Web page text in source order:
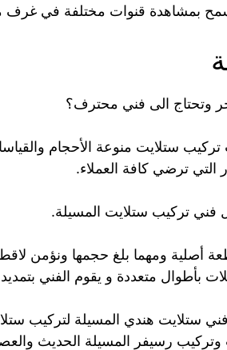
وتحتاج الى فني محترف؟
ستلايت منوعة الأحجام
التي ترضي كافة العملاء.
فني تركيب ستلايت المسيلة.
أصلية ومهما بلغ حجمها ونؤمن
بأطوال متعددة و يقوم الفني
ستلايت هندي المسيلة لتركيب
رسيفر المسيلة الحديث